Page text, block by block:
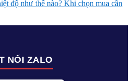
độ như thế nào? Khi chọn mua cần
NỐI ZALO